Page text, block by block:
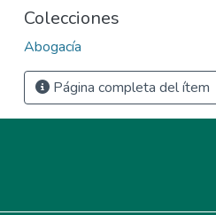
Colecciones
Abogacía
Página completa del ítem